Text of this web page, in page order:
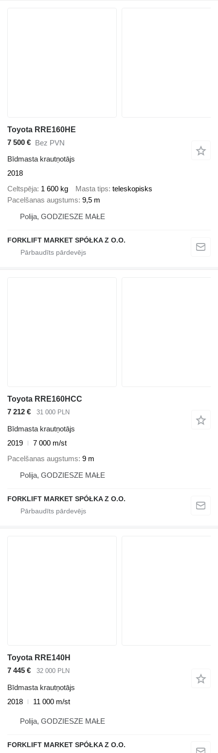
Toyota RRE160HE
7 500 € Bez PVN
Bīdmasta krautņotājs
2018
Celtspēja 1 600 kg Masta tips teleskopisks
Pacelšanas augstums 9,5 m
Polija, GODZIESZE MAŁE
FORKLIFT MARKET SPÓŁKA Z O.O.
Toyota RRE160HCC
7 212 €
31 000 PLN
Bīdmasta krautņotājs
2019
7 000 m/st
Pacelšanas augstums 9 m
Polija, GODZIESZE MAŁE
FORKLIFT MARKET SPÓŁKA Z O.O.
Toyota RRE140H
7 445 €
32 000 PLN
Bīdmasta krautņotājs
2018
11 000 m/st
Polija, GODZIESZE MAŁE
FORKLIFT MARKET SPÓŁKA Z O.O.